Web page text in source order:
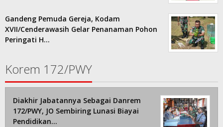
Gandeng Pemuda Gereja, Kodam
XVII/Cenderawasih Gelar Penanaman Pohon
Peringati H…
Korem 172/PWY
Diakhir Jabatannya Sebagai Danrem
172/PWY, JO Sembiring Lunasi Biayai
Pendidikan…